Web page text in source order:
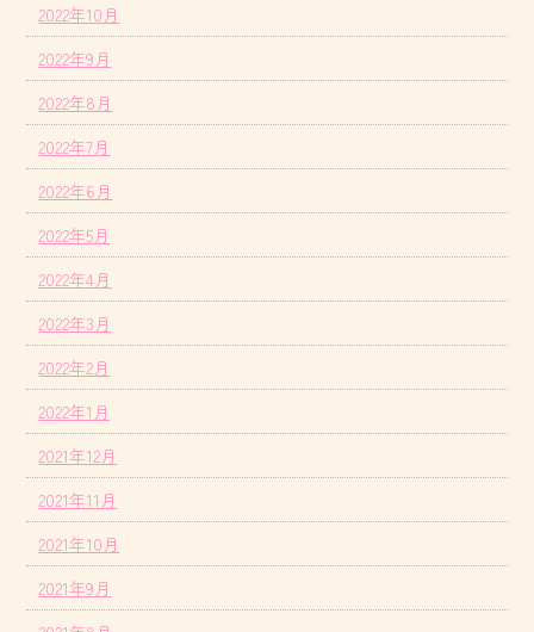
2022年10月
2022年9月
2022年8月
2022年7月
2022年6月
2022年5月
2022年4月
2022年3月
2022年2月
2022年1月
2021年12月
2021年11月
2021年10月
2021年9月